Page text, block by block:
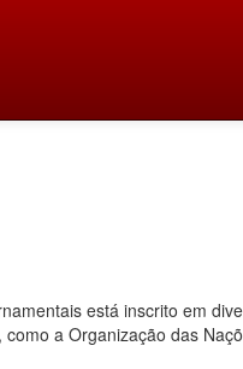
está inscrito em
a Organização das